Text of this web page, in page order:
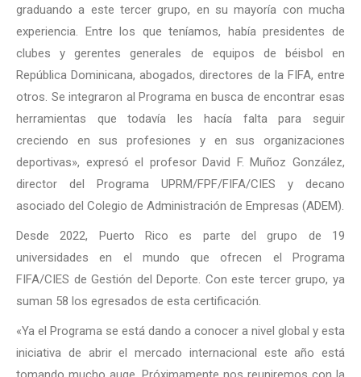
graduando a este tercer grupo, en su mayoría con mucha
experiencia. Entre los que teníamos, había presidentes de
clubes y gerentes generales de equipos de béisbol en
República Dominicana, abogados, directores de la FIFA, entre
otros. Se integraron al Programa en busca de encontrar esas
herramientas que todavía les hacía falta para seguir
creciendo en sus profesiones y en sus organizaciones
deportivas», expresó el profesor David F. Muñoz González,
director del Programa UPRM/FPF/FIFA/CIES y decano
asociado del Colegio de Administración de Empresas (ADEM).
Desde 2022, Puerto Rico es parte del grupo de 19
universidades en el mundo que ofrecen el Programa
FIFA/CIES de Gestión del Deporte. Con este tercer grupo, ya
suman 58 los egresados de esta certificación.
«Ya el Programa se está dando a conocer a nivel global y esta
iniciativa de abrir el mercado internacional este año está